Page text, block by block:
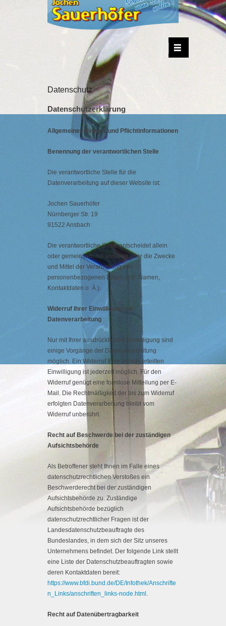
Jochen Sauerhöfer
Sanitär-Kundendienst + Gasgeräte Service
Datenschutz
Datenschutzerklärung
Allgemeiner Hinweis und Pflichtinformationen
Benennung der verantwortlichen Stelle
Die verantwortliche Stelle für die
Datenverarbeitung auf dieser Website ist:
Jochen Sauerhöfer
Nürnberger Str. 19
91522 Ansbach
Die verantwortliche Stelle entscheidet allein
oder gemeinsam mit anderen über die Zwecke
und Mittel der Verarbeitung von
personenbezogenen Daten (z.B. Namen,
Kontaktdaten o. Ä.).
Widerruf Ihrer Einwilligung zur
Datenverarbeitung
Nur mit Ihrer ausdrücklichen Einwilligung sind
einige Vorgänge der Datenverarbeitung
möglich. Ein Widerruf Ihrer bereits erteilten
Einwilligung ist jederzeit möglich. Für den
Widerruf genügt eine formlose Mitteilung per E-
Mail. Die Rechtmäßigkeit der bis zum Widerruf
erfolgten Datenverarbeitung bleibt vom
Widerruf unberührt.
Recht auf Beschwerde bei der zuständigen
Aufsichtsbehörde
Als Betroffener steht Ihnen im Falle eines
datenschutzrechtlichen Verstoßes ein
Beschwerderecht bei der zuständigen
Aufsichtsbehörde zu. Zuständige
Aufsichtsbehörde bezüglich
datenschutzrechtlicher Fragen ist der
Landesdatenschutzbeauftragte des
Bundeslandes, in dem sich der Sitz unseres
Unternehmens befindet. Der folgende Link stellt
eine Liste der Datenschutzbeauftragten sowie
deren Kontaktdaten bereit:
https://www.bfdi.bund.de/DE/Infothek/Anschrifte
n_Links/anschriften_links-node.html .
Recht auf Datenübertragbarkeit